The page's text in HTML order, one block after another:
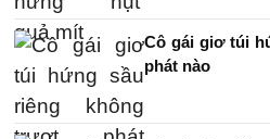
Cô gái giơ túi
phát nào